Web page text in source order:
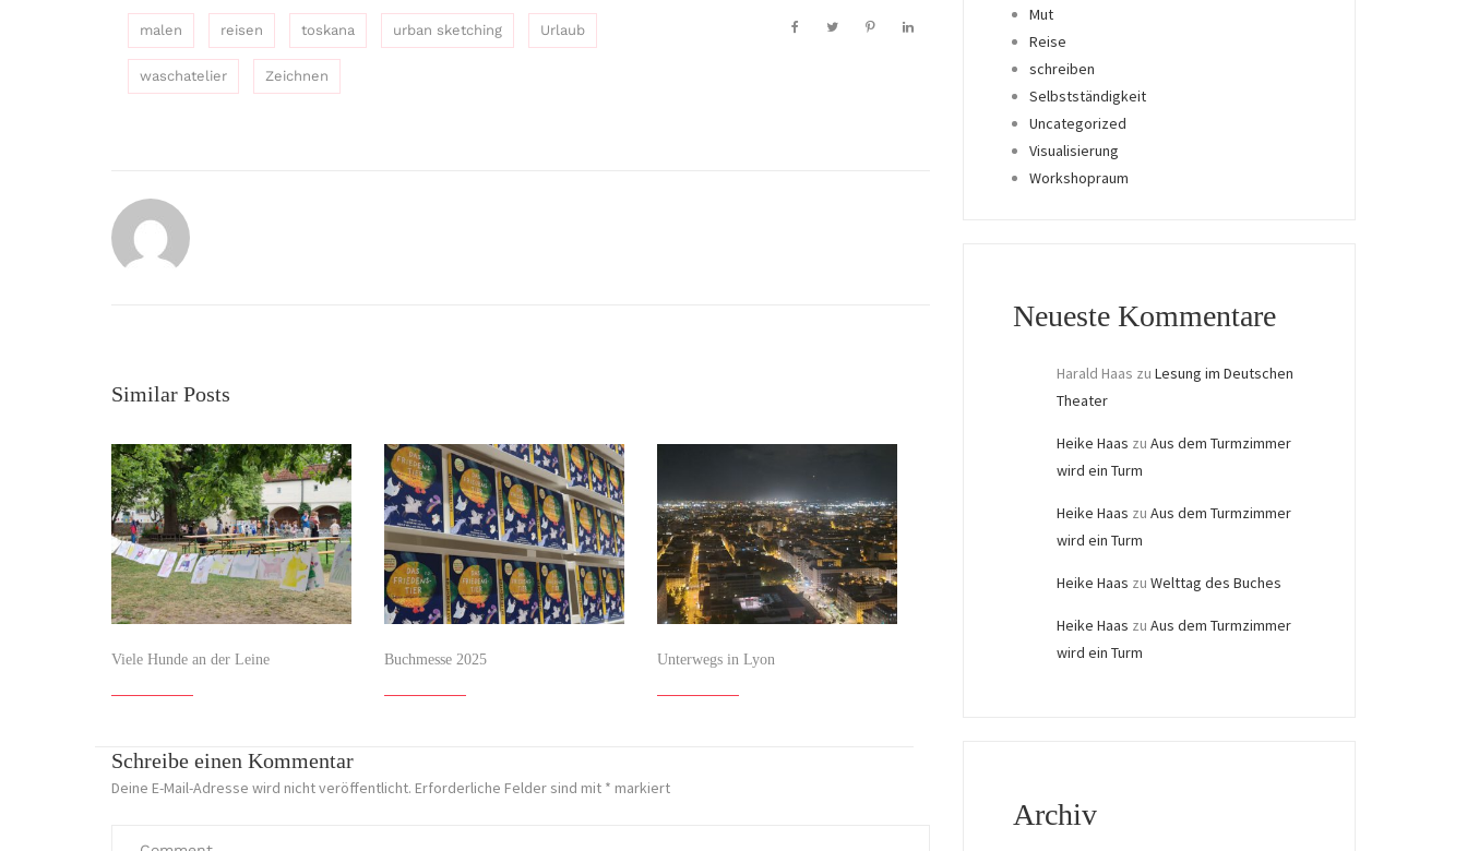
malen reisen toskana urban sketching Urlaub
waschatelier Zeichnen
Similar Posts
Viele Hunde an der Leine Buchmesse 2025 Unterwegs in Lyon
Schreibe einen Kommentar
Deine E-Mail-Adresse wird nicht veröffentlicht. Erforderliche Felder sind mit * markiert
Mut
Reise
schreiben
Selbstständigkeit
Uncategorized
Visualisierung
Workshopraum
Neueste Kommentare
Harald Haas zu Lesung im Deutschen
Theater
Heike Haas zu Aus dem Turmzimmer
wird ein Turm
Heike Haas zu Aus dem Turmzimmer
wird ein Turm
Heike Haas zu Welttag des Buches
Heike Haas zu Aus dem Turmzimmer
wird ein Turm
Archiv